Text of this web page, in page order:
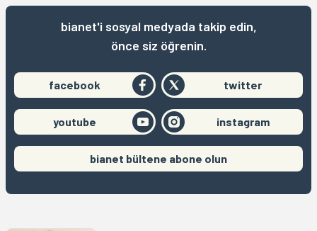
bianet'i sosyal medyada takip edin,
önce siz öğrenin.
facebook twitter
youtube instagram
bianet bültene abone olun